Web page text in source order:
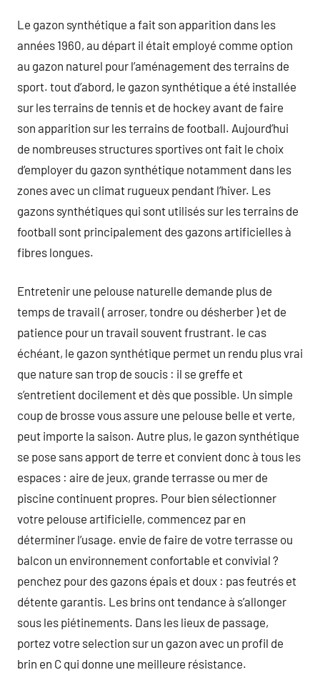
Le gazon synthétique a fait son apparition dans les
années 1960, au départ il était employé comme option
au gazon naturel pour l’aménagement des terrains de
sport. tout d’abord, le gazon synthétique a été installée
sur les terrains de tennis et de hockey avant de faire
son apparition sur les terrains de football. Aujourd’hui
de nombreuses structures sportives ont fait le choix
d’employer du gazon synthétique notamment dans les
zones avec un climat rugueux pendant l’hiver. Les
gazons synthétiques qui sont utilisés sur les terrains de
football sont principalement des gazons artificielles à
fibres longues.
Entretenir une pelouse naturelle demande plus de
temps de travail ( arroser, tondre ou désherber ) et de
patience pour un travail souvent frustrant. le cas
échéant, le gazon synthétique permet un rendu plus vrai
que nature san trop de soucis : il se greffe et
s’entretient docilement et dès que possible. Un simple
coup de brosse vous assure une pelouse belle et verte,
peut importe la saison. Autre plus, le gazon synthétique
se pose sans apport de terre et convient donc à tous les
espaces : aire de jeux, grande terrasse ou mer de
piscine continuent propres. Pour bien sélectionner
votre pelouse artificielle, commencez par en
déterminer l’usage. envie de faire de votre terrasse ou
balcon un environnement confortable et convivial ?
penchez pour des gazons épais et doux : pas feutrés et
détente garantis. Les brins ont tendance à s’allonger
sous les piétinements. Dans les lieux de passage,
portez votre selection sur un gazon avec un profil de
brin en C qui donne une meilleure résistance.